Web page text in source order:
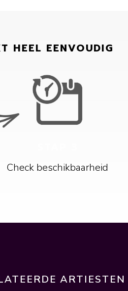
HEEL EENVOUDIG
Check beschikbaarheid
ARTIESTEN